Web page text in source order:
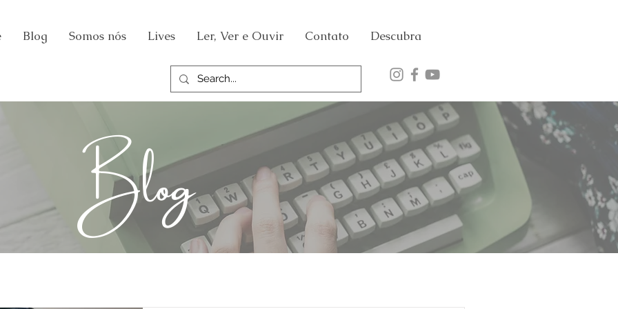
Blog Somos nós Lives Ler, Ver e Ouvir Contato Descubra
Blog